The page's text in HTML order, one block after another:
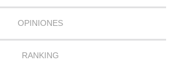
OPINIONES
RANKING